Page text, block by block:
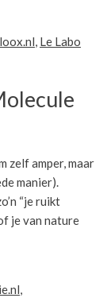
, Le Labo
zelf amper, maar
manier).
“je ruikt
je van nature
,